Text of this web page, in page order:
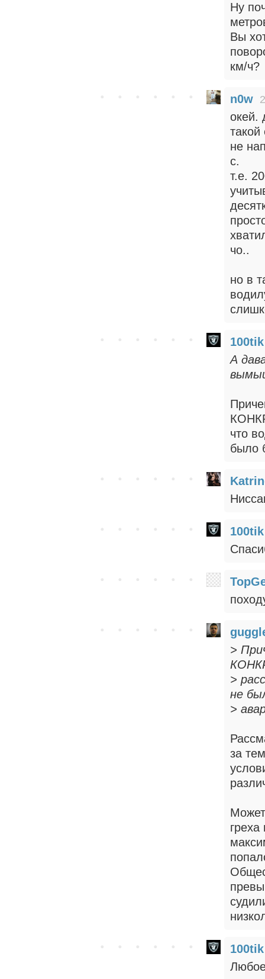
Ну
Вы
км/ч?
n0w
окей.
такой
не
с.
т.е.
чо..
но в
100tik
А
что
было
100tik
>
>
не
>
за
греха
100tik